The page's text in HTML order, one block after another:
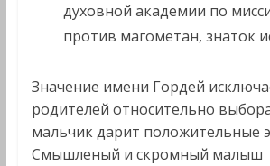
духовной академии по
против магометан, знаток
Значение имени Гордей
родителей относительно
мальчик дарит положительные
Смышленый и скромный малыш